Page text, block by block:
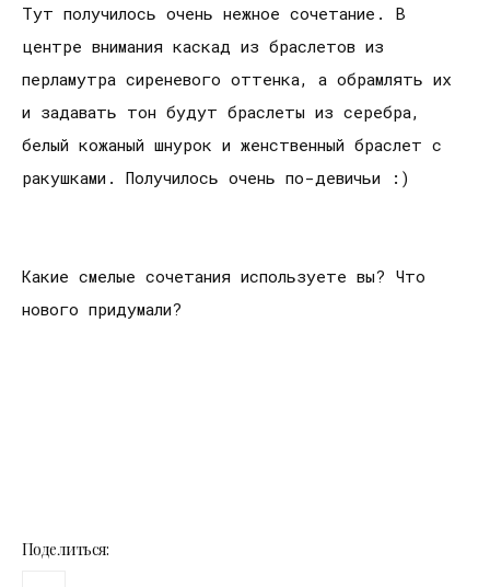
Тут получилось очень нежное сочетание. В
центре внимания каскад из браслетов из
перламутра сиреневого оттенка, а обрамлять их
и задавать тон будут браслеты из серебра,
белый кожаный шнурок и женственный браслет с
ракушками. Получилось очень по-девичьи :)
Какие смелые сочетания используете вы? Что
нового придумали?
Поделиться: